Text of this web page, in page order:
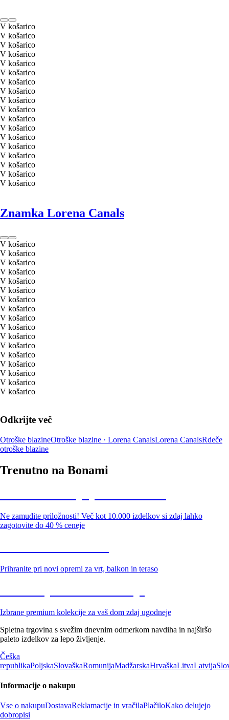
V košarico
V košarico
V košarico
V košarico
V košarico
V košarico
V košarico
V košarico
V košarico
V košarico
V košarico
V košarico
V košarico
V košarico
V košarico
V košarico
V košarico
V košarico
Znamka Lorena Canals
V košarico
V košarico
V košarico
V košarico
V košarico
V košarico
V košarico
V košarico
V košarico
V košarico
V košarico
V košarico
V košarico
V košarico
V košarico
V košarico
V košarico
Odkrijte več
Otroške blazineOtroške blazine · Lorena CanalsLorena CanalsRdeče
otroške blazine
Trenutno na Bonami
Ne zamudite priložnosti! Več kot 10.000 izdelkov si zdaj lahko
zagotovite do 40 % ceneje
Prihranite pri novi opremi za vrt, balkon in teraso
Izbrane premium kolekcije za vaš dom zdaj ugodneje
Spletna trgovina s svežim dnevnim odmerkom navdiha in najširšo
paleto izdelkov za lepo življenje.
Češka
republikaPoljskaSlovaškaRomunijaMadžarskaHrvaškaLitvaLatvija
Informacije o nakupu
Vse o nakupuDostavaReklamacije in vračilaPlačiloKako delujejo
dobropisi